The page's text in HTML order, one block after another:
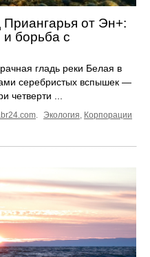
Приангарья от Эн+:
борьба с
гладь реки Белая в
серебристых вспышек —
четверти ...
. Экология, Корпорации